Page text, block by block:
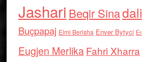
Jashari Beqir Sina
Buçpapaj Elmi Berisha Enver Bytyci
Eugjen MerlikaFahri Xharra